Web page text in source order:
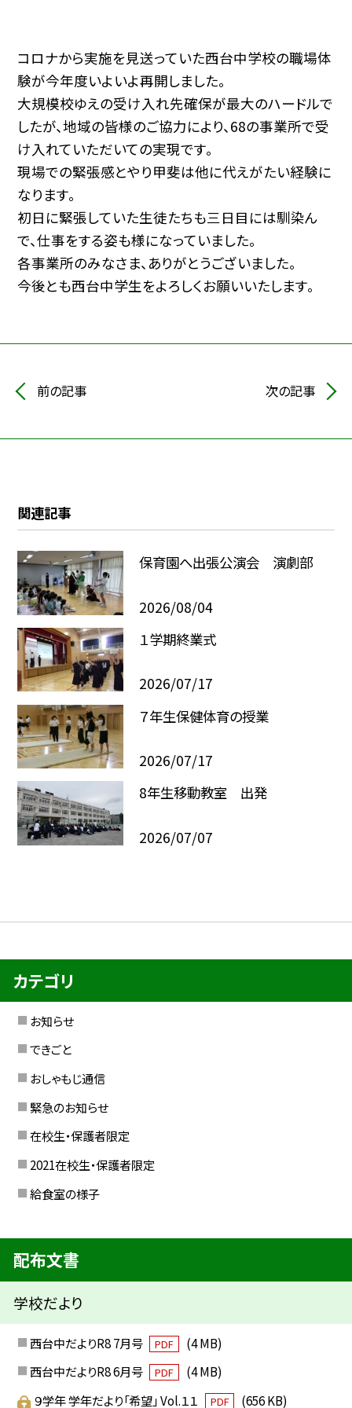
コロナから実施を見送っていた西台中学校の職場体
験が今年度いよいよ再開しました。
大規模校ゆえの受け入れ先確保が最大のハードルで
したが、地域の皆様のご協力により、68の事業所で受
け入れていただいての実現です。
現場での緊張感とやり甲斐は他に代えがたい経験に
なります。
初日に緊張していた生徒たちも三日目には馴染ん
で、仕事をする姿も様になっていました。
各事業所のみなさま、ありがとうございました。
今後とも西台中学生をよろしくお願いいたします。
前の記事 次の記事
関連記事
保育園へ出張公演会 演劇部
2026/08/04
１学期終業式
2026/07/17
７年生保健体育の授業
2026/07/17
8年生移動教室 出発
2026/07/07
カテゴリ
お知らせ
できごと
おしゃもじ通信
緊急のお知らせ
在校生・保護者限定
2021在校生・保護者限定
給食室の様子
配布文書
学校だより
西台中だよりR8 7月号 PDF
(4 MB)
西台中だよりR8 6月号
PDF
(4 MB)
９学年 学年だより「希望」 Vol.１１
PDF (656 KB)